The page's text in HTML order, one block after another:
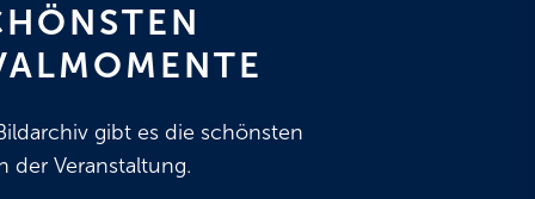
gibt es die schönsten
der Veranstaltung.